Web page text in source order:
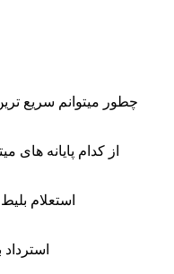
چطور میتوانم سریع
از کدام پایانه های
استعلام